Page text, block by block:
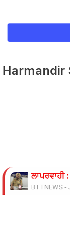
Harmandir
ਲਾਪਰਵਾਹੀ
BTTNEWS -